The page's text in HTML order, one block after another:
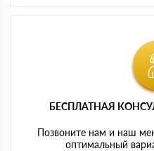
БЕСПЛАТНАЯ
Позвоните нам и наш
оптимальный